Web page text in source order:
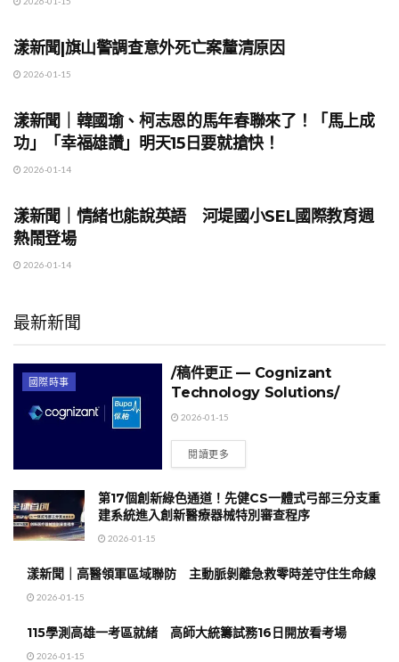
漾新聞|旗山警調查意外死亡案釐清原因
2026-01-15
漾新聞｜韓國瑜、柯志恩的馬年春聯來了！「馬上成
功」「幸福雄讚」明天15日要就搶快！
2026-01-14
漾新聞｜情緒也能說英語 河堤國小SEL國際教育週
熱鬧登場
2026-01-14
最新新聞
國際時事
/稿件更正 — Cognizant
Technology Solutions/
2026-01-15
閱讀更多
第17個創新綠色通道！先健CS一體式弓部三分支重
建系統進入創新醫療器械特別審查程序
2026-01-15
漾新聞｜高醫領軍區域聯防 主動脈剝離急救零時差守住生命線
2026-01-15
115學測高雄一考區就緒 高師大統籌試務16日開放看考場
2026-01-15